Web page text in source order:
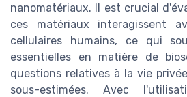
nanomatériaux. Il est crucial
ces matériaux interagissent
cellulaires humains, ce qui
essentielles en matière de
questions relatives à la vie
sous-estimées. Avec